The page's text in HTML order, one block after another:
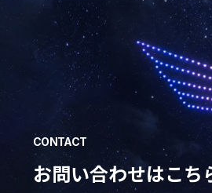
CONTACT
お問い合わせはこち